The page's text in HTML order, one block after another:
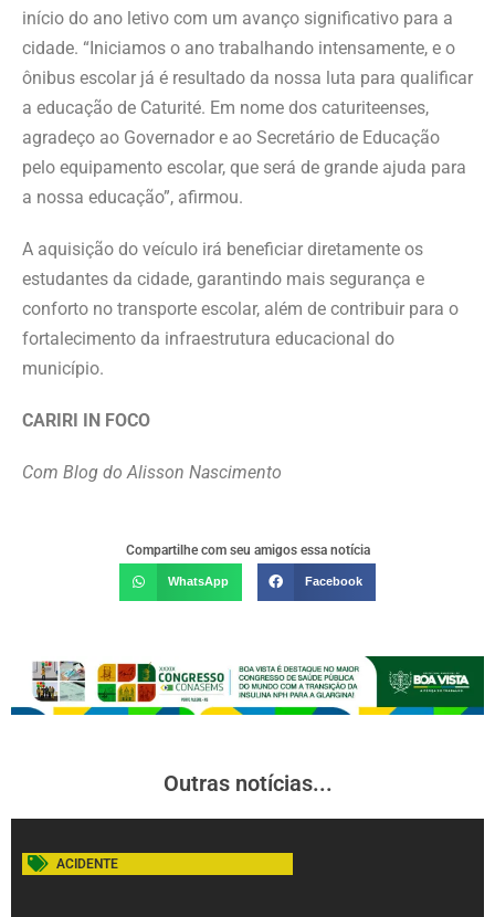
início do ano letivo com um avanço significativo para a
cidade. “Iniciamos o ano trabalhando intensamente, e o
ônibus escolar já é resultado da nossa luta para qualificar
a educação de Caturité. Em nome dos caturiteenses,
agradeço ao Governador e ao Secretário de Educação
pelo equipamento escolar, que será de grande ajuda para
a nossa educação”, afirmou.
A aquisição do veículo irá beneficiar diretamente os
estudantes da cidade, garantindo mais segurança e
conforto no transporte escolar, além de contribuir para o
fortalecimento da infraestrutura educacional do
município.
CARIRI IN FOCO
Com Blog do Alisson Nascimento
Compartilhe com seu amigos essa notícia
WhatsApp Facebook
Outras notícias...
ACIDENTE